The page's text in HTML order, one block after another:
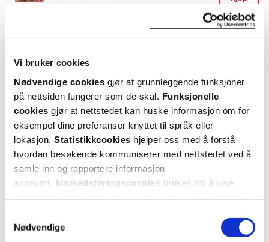
Vi bruker cookies
Nødvendige cookies gjør at grunnleggende funksjoner
på nettsiden fungerer som de skal. Funksjonelle
cookies gjør at nettstedet kan huske informasjon om for
eksempel dine preferanser knyttet til språk eller
lokasjon. Statistikkcookies hjelper oss med å forstå
hvordan besøkende kommuniserer med nettstedet ved å
samle inn og rapportere informasjon
anonymt. Markedsføringscookies brukes for å vise
Nødvendige
Utforske Libero
ANDRE SER OGSÅ PÅ